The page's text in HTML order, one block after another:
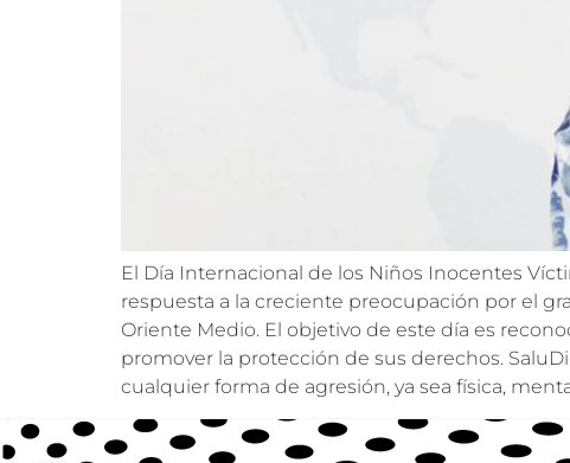
El Día Internacional de los Niños Inocentes
respuesta a la creciente preocupación por el
Oriente Medio. El objetivo de este día es
promover la protección de sus derechos.
cualquier forma de agresión, ya sea física,